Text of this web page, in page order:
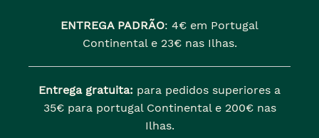
ENTREGA PADRÃO: 4€ em Portugal
Continental e 23€ nas Ilhas.
Entrega gratuita: para pedidos superiores a
35€ para portugal Continental e 200€ nas
Ilhas.